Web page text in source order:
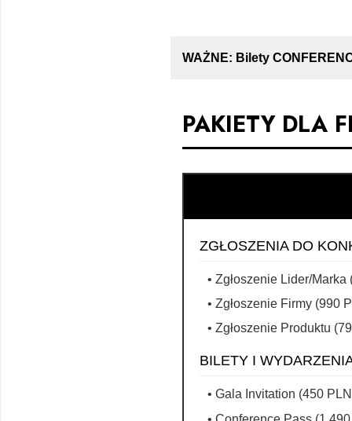
WAŻNE: Bilety
PAKIETY DLA
ZGŁOSZENIA DO
Zgłoszenie Lider/
Zgłoszenie Firmy (990
Zgłoszenie Produktu
BILETY I
Gala Invitation (450